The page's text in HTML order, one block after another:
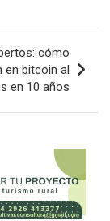
cómo
en bitcoin al
en 10 años